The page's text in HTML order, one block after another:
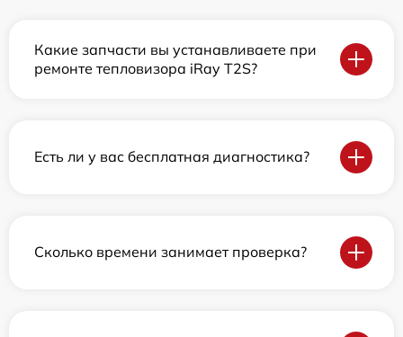
Какие запчасти вы устанавливаете при
ремонте тепловизора iRay T2S?
Есть ли у вас бесплатная диагностика?
Сколько времени занимает проверка?